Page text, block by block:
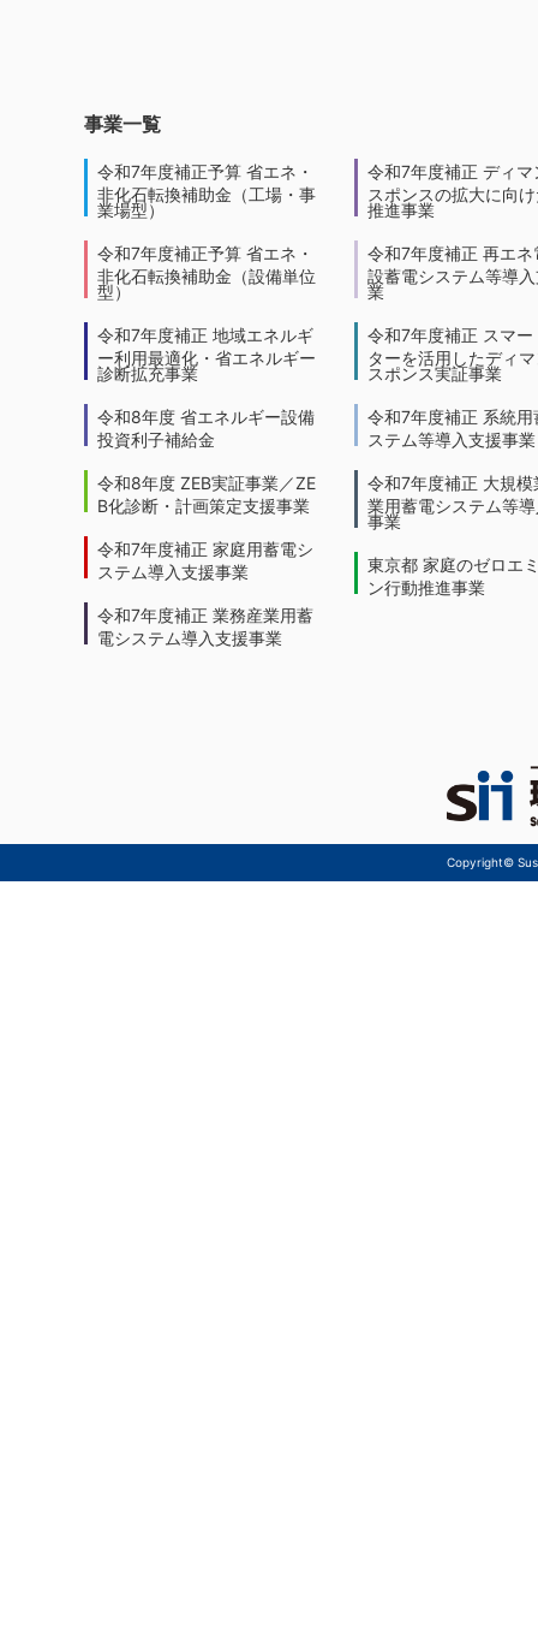
事業一覧
令和7年度補正予算 省エネ・
非化石転換補助金（工場・事
業場型）
令和7年度補正予算 省エネ・
非化石転換補助金（設備単位
型）
令和7年度補正 地域エネルギ
ー利用最適化・省エネルギー
診断拡充事業
令和8年度 省エネルギー設備
投資利子補給金
令和8年度 ZEB実証事業／ZE
B化診断・計画策定支援事業
令和7年度補正 家庭用蓄電シ
ステム導入支援事業
令和7年度補正 業務産業用蓄
電システム導入支援事業
令和7年度補正 ディマ
スポンスの拡大に向
推進事業
令和7年度補正 再エネ
設蓄電システム等導
業
令和7年度補正 スマー
ターを活用したディ
スポンス実証事業
令和7年度補正 系統用
ステム等導入支援事業
令和7年度補正 大規模
業用蓄電システム等
事業
東京都 家庭のゼロエ
ン行動推進事業
Copyright©